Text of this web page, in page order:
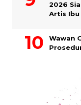
2026
Artis Ibu
Wawan